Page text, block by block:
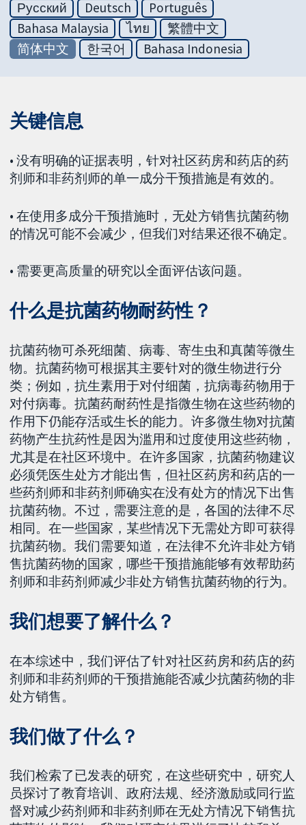
Русский
Deutsch
Português
Bahasa Malaysia
ไทย
繁體中文
简体中文
한국어 Bahasa Indonesia
关键信息
• 没有明确的证据表明，针对社区药房和药店的药
剂师和非药剂师的单一成分干预措施是有效的。
• 在使用多成分干预措施时，无处方销售抗菌药物
的情况可能不会减少，但我们对结果还很不确定。
• 需要更高质量的研究以全面评估该问题。
什么是抗菌药物耐药性？
抗菌药物可杀死细菌、病毒、寄生虫和真菌等微生
物。抗菌药物可根据其主要针对的微生物进行分
类；例如，抗生素用于对付细菌，抗病毒药物用于
对付病毒。抗菌药耐药性是指微生物在这些药物的
作用下仍能存活或生长的能力。许多微生物对抗菌
药物产生抗药性是因为滥用和过度使用这些药物，
尤其是在社区环境中。在许多国家，抗菌药物建议
必须凭医生处方才能出售，但社区药房和药店的一
些药剂师和非药剂师确实在没有处方的情况下出售
抗菌药物。不过，需要注意的是，各国的法律不尽
相同。在一些国家，某些情况下无需处方即可获得
抗菌药物。我们需要知道，在法律不允许非处方销
售抗菌药物的国家，哪些干预措施能够有效帮助药
剂师和非药剂师减少非处方销售抗菌药物的行为。
我们想要了解什么？
在本综述中，我们评估了针对社区药房和药店的药
剂师和非药剂师的干预措施能否减少抗菌药物的非
处方销售。
我们做了什么？
我们检索了已发表的研究，在这些研究中，研究人
员探讨了教育培训、政府法规、经济激励或同行监
督对减少药剂师和非药剂师在无处方情况下销售抗